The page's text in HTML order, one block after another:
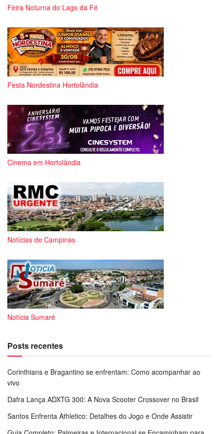
Feira Noturna do Lago da Fé
Festa Nordestina Hortolândia
Cinema em Hortolândia
Notícias de Campinas
Notícia Sumaré
Posts recentes
Corinthians e Bragantino se enfrentam: Como acompanhar ao
vivo
Dafra Lança ADXTG 300: A Nova Scooter Crossover no Brasil
Santos Enfrenta Athletico: Detalhes do Jogo e Onde Assistir